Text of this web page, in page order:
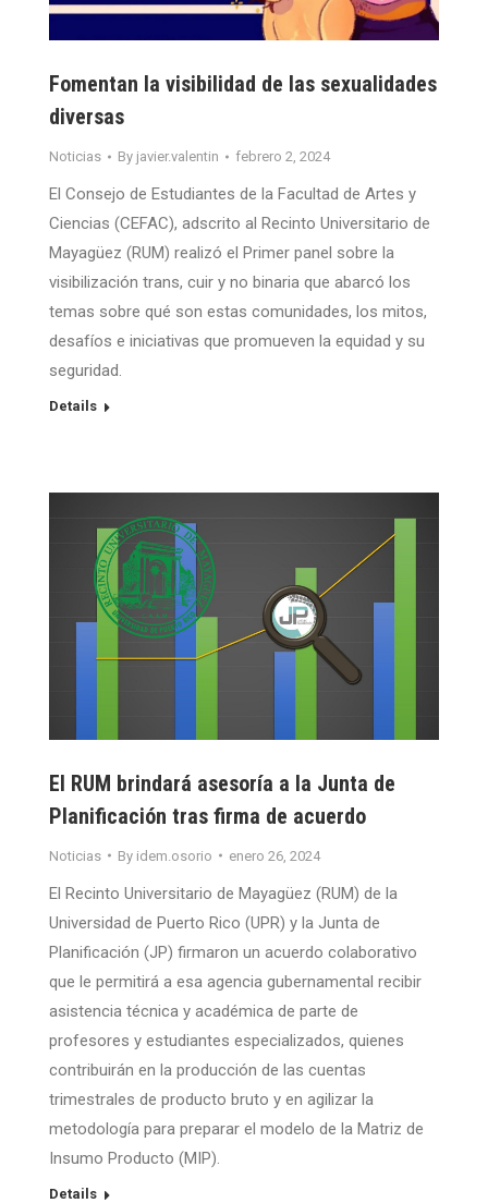
Fomentan la visibilidad de las sexualidades
diversas
Noticias By javier.valentin febrero 2, 2024
El Consejo de Estudiantes de la Facultad de Artes y
Ciencias (CEFAC), adscrito al Recinto Universitario de
Mayagüez (RUM) realizó el Primer panel sobre la
visibilización trans, cuir y no binaria que abarcó los
temas sobre qué son estas comunidades, los mitos,
desafíos e iniciativas que promueven la equidad y su
seguridad.
Details
El RUM brindará asesoría a la Junta de
Planificación tras firma de acuerdo
Noticias By idem.osorio enero 26, 2024
El Recinto Universitario de Mayagüez (RUM) de la
Universidad de Puerto Rico (UPR) y la Junta de
Planificación (JP) firmaron un acuerdo colaborativo
que le permitirá a esa agencia gubernamental recibir
asistencia técnica y académica de parte de
profesores y estudiantes especializados, quienes
contribuirán en la producción de las cuentas
trimestrales de producto bruto y en agilizar la
metodología para preparar el modelo de la Matriz de
Insumo Producto (MIP).
Details